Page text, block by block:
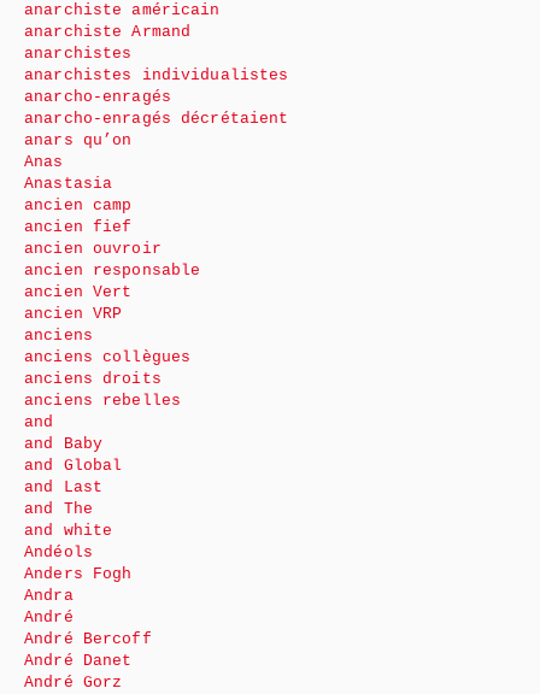
anarchiste américain
anarchiste Armand
anarchistes
anarchistes individualistes
anarcho-enragés
anarcho-enragés décrétaient
anars qu’on
Anas
Anastasia
ancien camp
ancien fief
ancien ouvroir
ancien responsable
ancien Vert
ancien VRP
anciens
anciens collègues
anciens droits
anciens rebelles
and
and Baby
and Global
and Last
and The
and white
Andéols
Anders Fogh
Andra
André
André Bercoff
André Danet
André Gorz